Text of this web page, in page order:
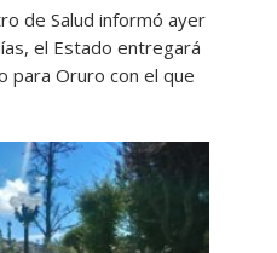
de Salud informó ayer
el Estado entregará
para Oruro con el que